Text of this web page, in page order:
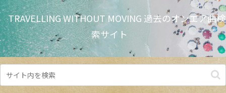
TRAVELLING WITHOUT MOVING 過去のオンエア曲検
索サイト